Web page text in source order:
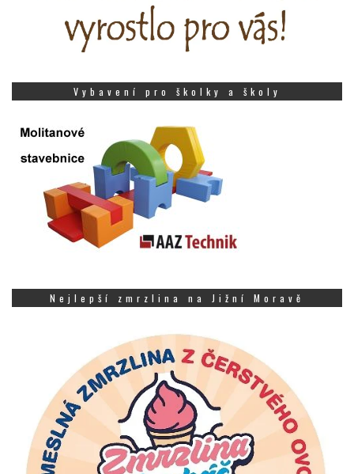
Vybavení pro školky a školy
Nejlepší zmrzlina na Jižní Moravě